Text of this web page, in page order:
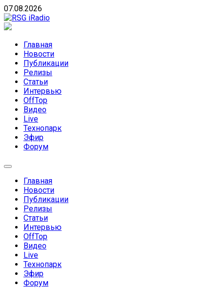
Skip
to
content
07.08.2026
направлений без возрастных ограничений
Главная
Новости
Публикации
Релизы
Статьи
Интервью
OffTop
Видео
Live
Технопарк
Эфир
Форум
Главная
Новости
Публикации
Релизы
Статьи
Интервью
OffTop
Видео
Live
Технопарк
Эфир
Форум